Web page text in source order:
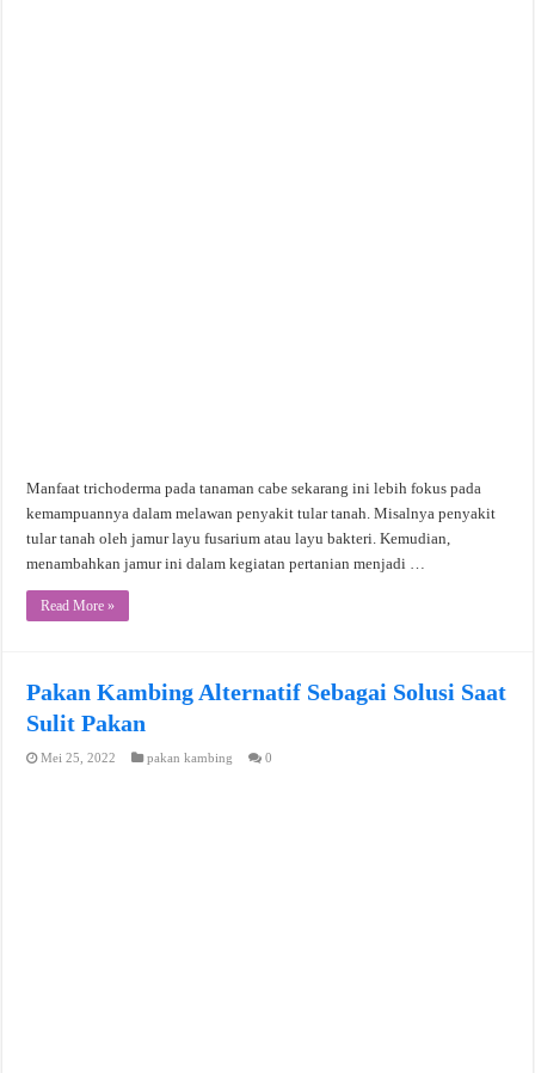
Manfaat trichoderma pada tanaman cabe sekarang ini lebih fokus pada
kemampuannya dalam melawan penyakit tular tanah. Misalnya penyakit
tular tanah oleh jamur layu fusarium atau layu bakteri. Kemudian,
menambahkan jamur ini dalam kegiatan pertanian menjadi …
Read More »
Pakan Kambing Alternatif Sebagai Solusi Saat
Sulit Pakan
Mei 25, 2022 pakan kambing 0